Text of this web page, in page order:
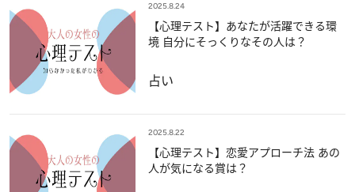
2025.8.24
【心理テスト】あなたが活躍できる環
境 自分にそっくりなその人は？
占い
2025.8.22
【心理テスト】恋愛アプローチ法 あの
人が気になる賞は？